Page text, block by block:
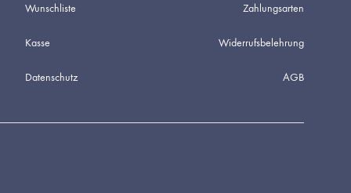
Wunschliste
Kasse
Datenschutz
Zahlungsarten
Widerrufsbelehrung
AGB